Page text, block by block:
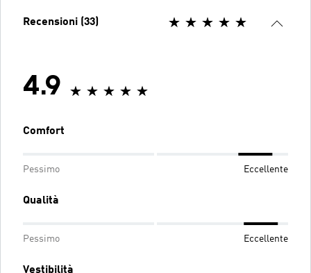
Recensioni (33)
4.9
Comfort
Pessimo Eccellente
Qualità
Pessimo Eccellente
Vestibilità